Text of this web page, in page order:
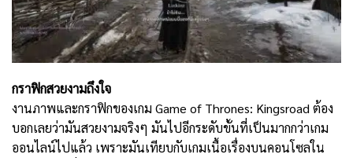
กราฟิกสวยงามถึงใจ
งานภาพและกราฟิกของเกม Game of Thrones: Kingsroad ต้อง
บอกเลยว่ามันสวยงามจริงๆ มันไปอีกระดับขั้นที่เป็นมากกว่าเกม
ออนไลน์ไปแล้ว เพราะมันเทียบกับเกมเนื้อเรื่องบนคอนโซลใน